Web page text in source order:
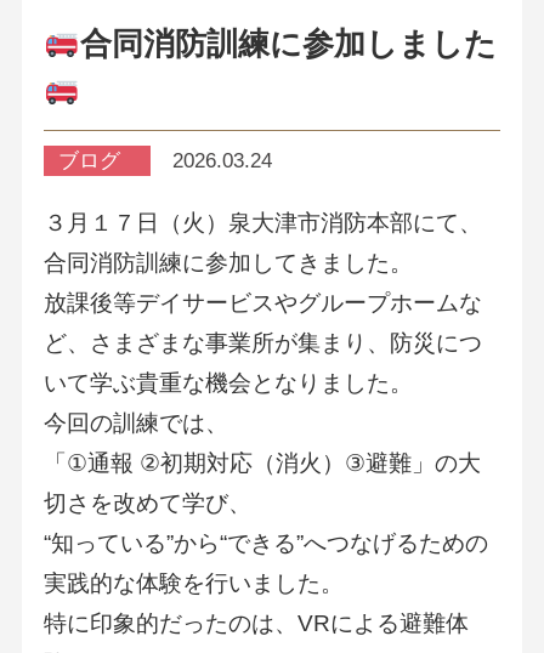
合同消防訓練に参加しました
ブログ 2026.03.24
３ 月 １７ 日（火）泉大津市消防本部にて、
合同消防訓練に参加してきました。
放課後等デイサービスやグループホームな
ど、さまざまな事業所が集まり、防災につ
いて学ぶ貴重な機会となりました。
今回の訓練では、
「 ①通報 ②初期対応（消火） ③避難」の大
切さを改めて学び、
“知っている”から“できる”へつなげるための
実践的な体験を行いました。
特に印象的だったのは、 VRによる避難体